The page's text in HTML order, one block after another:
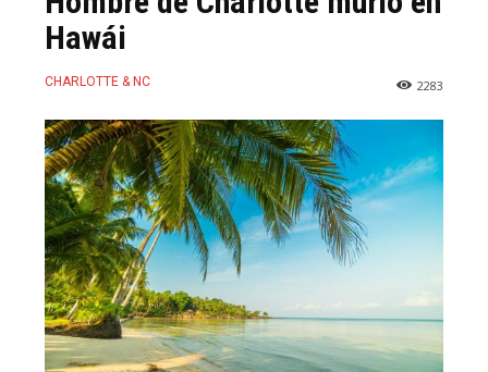
Hawái
CHARLOTTE & NC 2283